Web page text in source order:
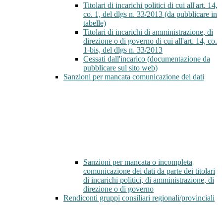
Titolari di incarichi politici di cui all'art. 14,
co. 1, del dlgs n. 33/2013 (da pubblicare in
tabelle)
Titolari di incarichi di amministrazione, di
direzione o di governo di cui all'art. 14, co.
1-bis, del dlgs n. 33/2013
Cessati dall'incarico (documentazione da
pubblicare sul sito web)
Sanzioni per mancata comunicazione dei dati
Sanzioni per mancata o incompleta
comunicazione dei dati da parte dei titolari
di incarichi politici, di amministrazione, di
direzione o di governo
Rendiconti gruppi consiliari regionali/provinciali